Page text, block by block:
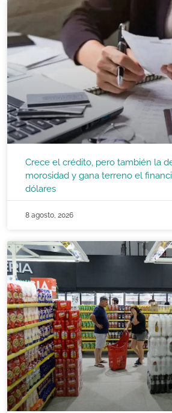
Crece el crédito, pero también la
morosidad y gana terreno el
dólares
8 agosto, 2026